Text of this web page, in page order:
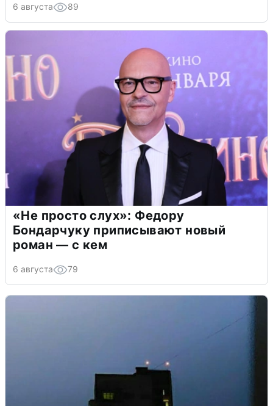
6 августа 89
«Не просто слух»: Федору
Бондарчуку приписывают новый
роман — с кем
6 августа 79